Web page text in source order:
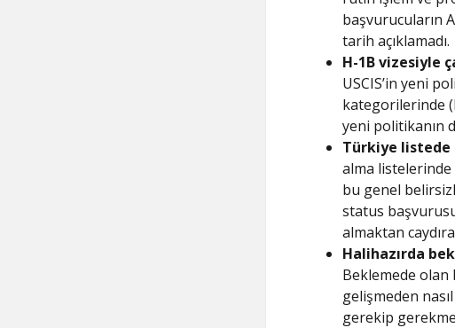
başvurucuların
tarih açıklamadı.
H-1B vizesiyle
USCIS’in yeni
kategorilerinde
yeni politikanın
Türkiye listede
alma listelerinde
bu genel
status
almaktan
Halihazırda
Beklemede olan
gelişmeden
gerekip